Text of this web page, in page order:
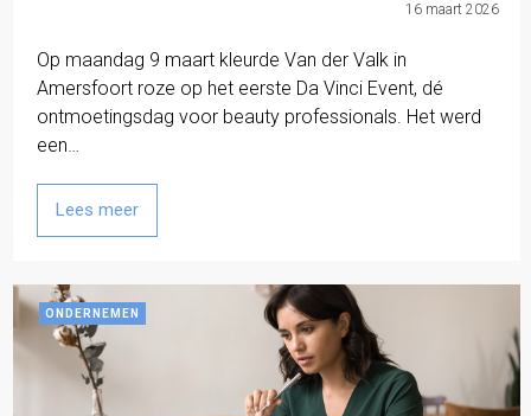
16 maart 2026
Op maandag 9 maart kleurde Van der Valk in
Amersfoort roze op het eerste Da Vinci Event, dé
ontmoetingsdag voor beauty professionals. Het werd
een…
Lees meer
ONDERNEMEN